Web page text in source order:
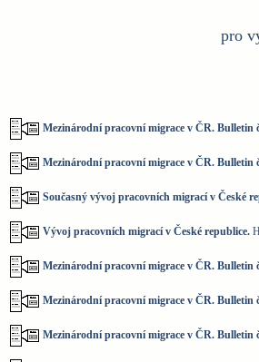
pro
Mezinárodní pracovní migrace v ČR. Bulletin
Mezinárodní pracovní migrace v ČR. Bulletin
Současný vývoj pracovních migrací v České
Vývoj pracovních migrací v České republice.
Mezinárodní pracovní migrace v ČR. Bulletin
Mezinárodní pracovní migrace v ČR. Bulletin
Mezinárodní pracovní migrace v ČR. Bulletin